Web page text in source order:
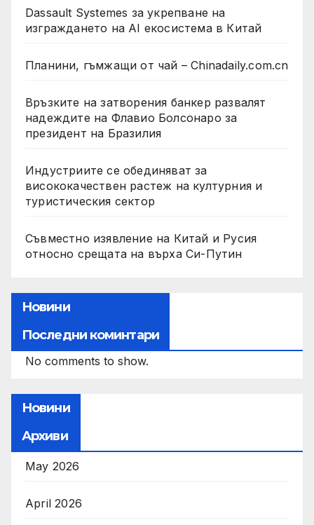
Dassault Systemes за укрепване на
изграждането на AI екосистема в Китай
Планини, гъмжащи от чай – Chinadaily.com.cn
Връзките на затворения банкер развалят
надеждите на Флавио Болсонаро за
президент на Бразилия
Индустриите се обединяват за
висококачествен растеж на културния и
туристическия сектор
Съвместно изявление на Китай и Русия
относно срещата на върха Си-Путин
Новини
Последни коминтари
No comments to show.
Новини
Архиви
May 2026
April 2026